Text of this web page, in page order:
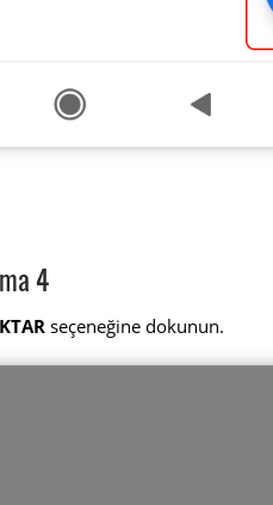
4
seçeneğine dokunun.